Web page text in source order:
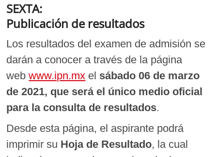
SEXTA:
Publicación de resultados
Los resultados del examen de admisión se
darán a conocer a través de la página
webwww.ipn.mx el sábado 06 de marzo
de 2021, que será el único medio oficial
para la consulta de resultados.
Desde esta página, el aspirante podrá
imprimir su Hoja de Resultado, la cual